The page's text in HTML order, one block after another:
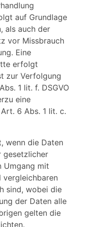
auf Grundlage
als auch der
vor Missbrauch
Eine
erfolgt
zur Verfolgung
1 lit. f. DSGVO
eine
6 Abs. 1 lit. c.
wenn die Daten
gesetzlicher
Umgang mit
vergleichbaren
sind, wobei die
der Daten alle
gelten die